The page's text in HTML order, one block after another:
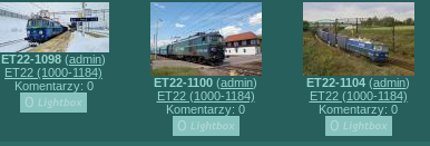
ET22-1098 (admin)
ET22 (1000-1184)
Komentarzy: 0
ET22-1100 (admin)
ET22 (1000-1184)
Komentarzy: 0
ET22-1104 (admin)
ET22 (1000-1184)
Komentarzy: 0